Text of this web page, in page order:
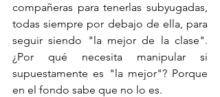
compañeras para tenerlas subyugadas,
todas siempre por debajo de ella, para
seguir siendo "la mejor de la clase".
¿Por qué necesita manipular si
supuestamente es "la mejor"? Porque
en el fondo sabe que no lo es.